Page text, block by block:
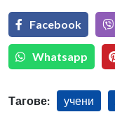
Facebook
Whatsapp
Тагове: учени